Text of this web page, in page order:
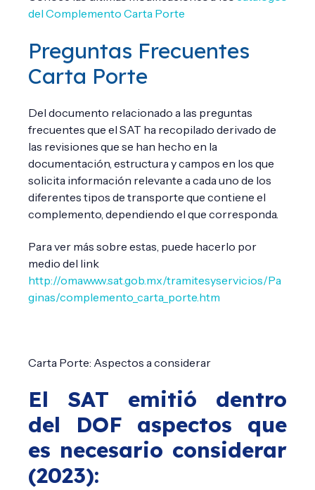
del Complemento Carta Porte
Preguntas Frecuentes
Carta Porte
Del documento relacionado a las preguntas
frecuentes que el SAT ha recopilado derivado de
las revisiones que se han hecho en la
documentación, estructura y campos en los que
solicita información relevante a cada uno de los
diferentes tipos de transporte que contiene el
complemento, dependiendo el que corresponda.
Para ver más sobre estas, puede hacerlo por
medio del link
http://omawww.sat.gob.mx/tramitesyservicios/Pa
ginas/complemento_carta_porte.htm
Carta Porte: Aspectos a considerar
El SAT emitió dentro
del DOF aspectos que
es necesario considerar
(2023):